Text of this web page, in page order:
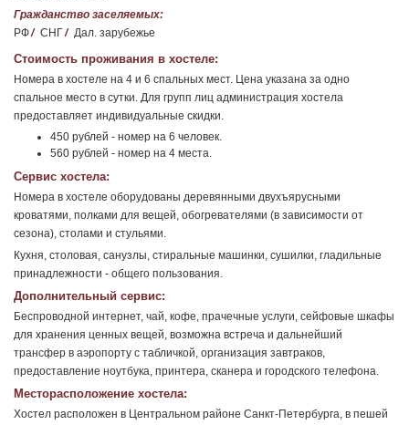
Гражданство заселяемых:
РФ/ СНГ/ Дал. зарубежье
Стоимость проживания в хостеле:
Номера в хостеле на 4 и 6 спальных мест. Цена указана за одно
спальное место в сутки. Для групп лиц администрация хостела
предоставляет индивидуальные скидки.
450 рублей - номер на 6 человек.
560 рублей - номер на 4 места.
Сервис хостела:
Номера в хостеле оборудованы деревянными двухъярусными
кроватями, полками для вещей, обогревателями (в зависимости от
сезона), столами и стульями.
Кухня, столовая, санузлы, стиральные машинки, сушилки, гладильные
принадлежности - общего пользования.
Дополнительный сервис:
Беспроводной интернет, чай, кофе, прачечные услуги, сейфовые шкафы
для хранения ценных вещей, возможна встреча и дальнейший
трансфер в аэропорту с табличкой, организация завтраков,
предоставление ноутбука, принтера, сканера и городского телефона.
Месторасположение хостела:
Хостел расположен в Центральном районе Санкт-Петербурга, в пешей